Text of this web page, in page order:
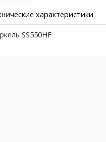
характеристики
SS550HF